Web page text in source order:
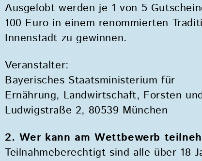
Zugänglichkeitsmenü
zu
gelangen.
Ausgelobt werden je 1 von 5
100 Euro in einem renommierten
Innenstadt zu gewinnen.
Veranstalter:
Bayerisches Staatsministerium für
Ernährung, Landwirtschaft, Forsten
Ludwigstraße 2, 80539 München
2. Wer kann am Wettbewerb
Teilnahmeberechtigt sind alle über 18